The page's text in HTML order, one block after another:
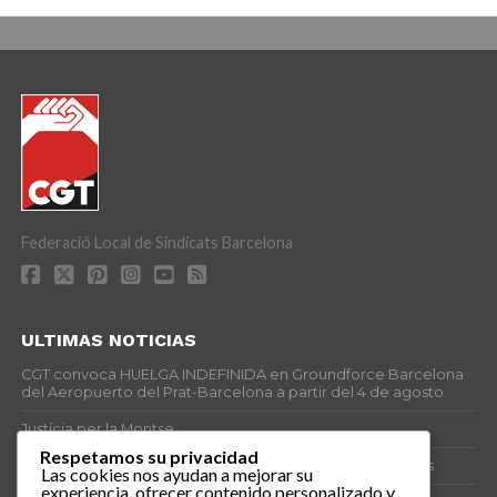
Federació Local de Sindicats Barcelona
ULTIMAS NOTICIAS
CGT convoca HUELGA INDEFINIDA en Groundforce Barcelona
del Aeropuerto del Prat-Barcelona a partir del 4 de agosto
Justícia per la Montse
25J – Día Mundial para la Prevención de los Ahogamientos
Respetamos su privacidad
Las cookies nos ayudan a mejorar su
experiencia, ofrecer contenido personalizado y